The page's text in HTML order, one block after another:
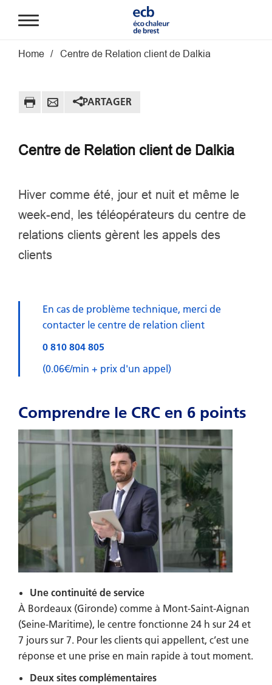
Fil d'Ariane
Home Centre de Relation client de Dalkia
PARTAGER
Centre de Relation client de Dalkia
Hiver comme été, jour et nuit et même le
week-end, les téléopérateurs du centre de
relations clients gèrent les appels des
clients
En cas de problème technique, merci de
contacter le centre de relation client
0 810 804 805
(0.06€/min + prix d'un appel)
Comprendre le CRC en 6 points
Une continuité de service
À Bordeaux (Gironde) comme à Mont-Saint-Aignan
(Seine-Maritime), le centre fonctionne 24 h sur 24 et
7 jours sur 7. Pour les clients qui appellent, c’est une
réponse et une prise en main rapide à tout moment.
Deux sites complémentaires